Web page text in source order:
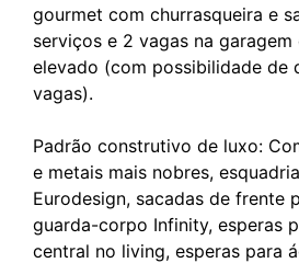
gourmet com churrasqueira e
serviços e 2 vagas na
elevado (com possibilidade de
vagas).
Padrão construtivo de luxo:
e metais mais nobres,
Eurodesign, sacadas de frente
guarda-corpo Infinity, esperas
central no living, esperas para